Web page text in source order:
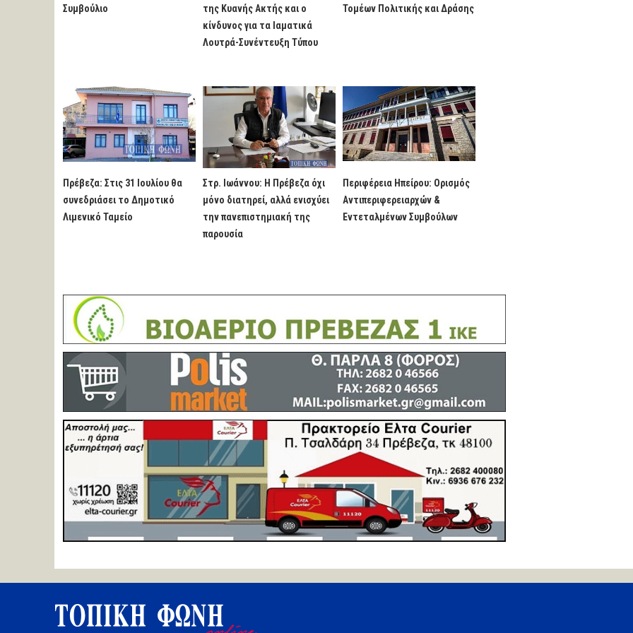
Συμβούλιο
της Κυανής Ακτής και ο
κίνδυνος για τα Ιαματικά
Λουτρά-Συνέντευξη Τύπου
Τομέων Πολιτικής και Δράσης
Πρέβεζα: Στις 31 Ιουλίου θα
συνεδριάσει το Δημοτικό
Λιμενικό Ταμείο
Στρ. Ιωάννου: Η Πρέβεζα όχι
μόνο διατηρεί, αλλά ενισχύει
την πανεπιστημιακή της
παρουσία
Περιφέρεια Ηπείρου: Ορισμός
Αντιπεριφερειαρχών &
Εντεταλμένων Συμβούλων